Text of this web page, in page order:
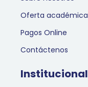
Oferta académica
Pagos Online
Contáctenos
Institucional